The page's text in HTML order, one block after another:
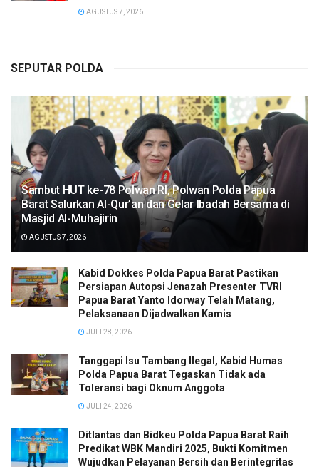
AGUSTUS 7, 2026
SEPUTAR POLDA
Sambut HUT ke-78 Polwan RI, Polwan Polda Papua
Barat Salurkan Al-Qur’an dan Gelar Ibadah Bersama di
Masjid Al-Muhajirin
AGUSTUS 7, 2026
Kabid Dokkes Polda Papua Barat Pastikan
Persiapan Autopsi Jenazah Presenter TVRI
Papua Barat Yanto Idorway Telah Matang,
Pelaksanaan Dijadwalkan Kamis
JULI 28, 2026
Tanggapi Isu Tambang Ilegal, Kabid Humas
Polda Papua Barat Tegaskan Tidak ada
Toleransi bagi Oknum Anggota
JULI 24, 2026
Ditlantas dan Bidkeu Polda Papua Barat Raih
Predikat WBK Mandiri 2025, Bukti Komitmen
Wujudkan Pelayanan Bersih dan Berintegritas